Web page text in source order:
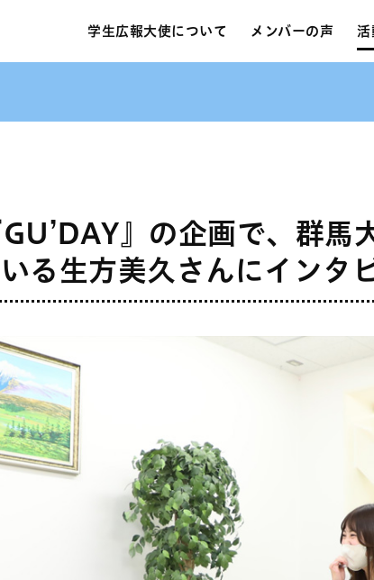
学生広報大使について メンバーの声 活
』の企画で、群馬
る生方美久さんにインタ